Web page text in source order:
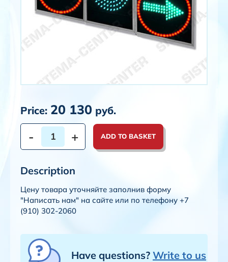
Price: 20 130 руб.
- + ADD TO BASKET
Description
Цену товара уточняйте заполнив форму
"Написать нам" на сайте или по телефону +7
(910) 302-2060
Have questions? Write to us